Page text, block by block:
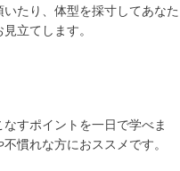
たり、体型を採寸してあなた
立てします。
すポイントを一日で学べま
慣れな方におススメです。